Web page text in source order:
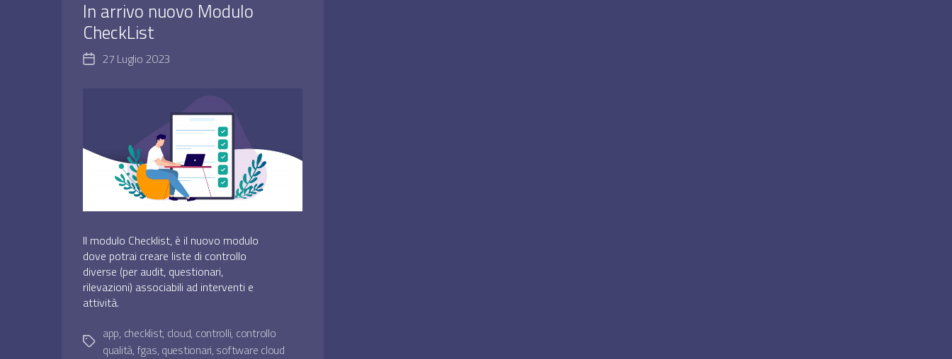
In arrivo nuovo Modulo
CheckList
Data27 Luglio 2023
Il modulo Checklist, è il nuovo modulo
dove potrai creare liste di controllo
diverse (per audit, questionari,
rilevazioni) associabili ad interventi e
attività.
Tag
app, checklist, cloud, controlli, controllo
qualità,fgas,questionari,software cloud